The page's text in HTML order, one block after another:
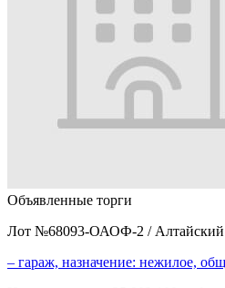
Объявленные торги
Лот №68093-ОАОФ-2 /
– гараж, назначение: нежилое,